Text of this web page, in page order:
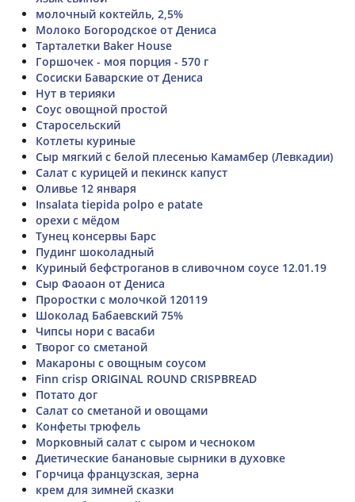
молочный коктейль, 2,5%
Молоко Богородское от Дениса
Тарталетки Baker House
Горшочек - моя порция - 570 г
Сосиски Баварские от Дениса
Нут в терияки
Соус овощной простой
Старосельский
Котлеты куриные
Сыр мягкий с белой плесенью Камамбер (Левкадии)
Салат с курицей и пекинск капуст
Оливье 12 января
Insalata tiepida polpo e patate
орехи с мёдом
Тунец консервы Барс
Пудинг шоколадный
Куриный бефстроганов в сливочном соусе 12.01.19
Сыр Фаоаон от Дениса
Проростки с молочкой 120119
Шоколад Бабаевский 75%
Чипсы нори с васаби
Творог со сметаной
Макароны с овощным соусом
Finn crisp ORIGINAL ROUND CRISPBREAD
Потато дог
Салат со сметаной и овощами
Конфеты трюфель
Морковный салат с сыром и чесноком
Диетические банановые сырники в духовке
Горчица французская, зерна
крем для зимней сказки